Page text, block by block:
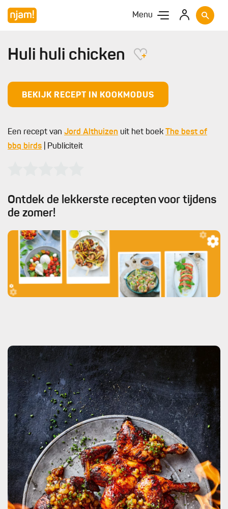
Menu
Huli huli chicken
BEKIJK RECEPT IN KOOKMODUS
Een recept van Jord Althuizen uit het boek
The best of
bbq birds | Publiciteit
Ontdek de lekkerste recepten voor tijdens
de zomer!